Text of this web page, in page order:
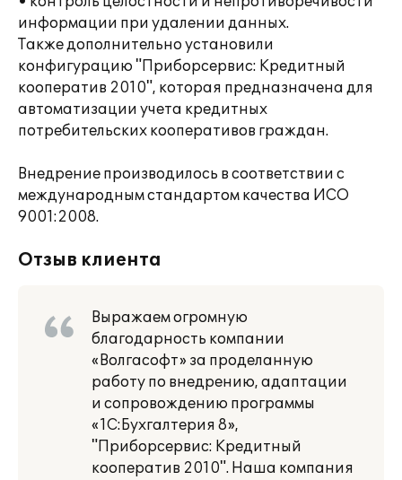
информации при удалении данных.
Также дополнительно установили
конфигурацию "Приборсервис: Кредитный
кооператив 2010", которая предназначена для
автоматизации учета кредитных
потребительских кооперативов граждан.
Внедрение производилось в соответствии с
международным стандартом качества ИСО
9001:2008.
Отзыв клиента
Выражаем огромную
благодарность компании
«Волгасофт» за проделанную
работу по внедрению, адаптации
и сопровождению программы
«1С:Бухгалтерия 8»,
"Приборсервис: Кредитный
кооператив 2010". Наша компания